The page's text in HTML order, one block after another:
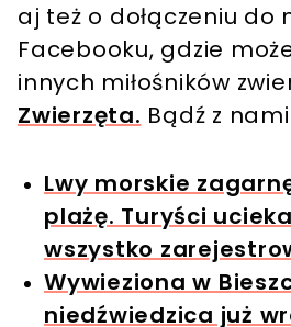
aj też o dołączeniu do
Facebooku, gdzie
innych miłośników
Zwierzęta. Bądź z
Lwy morskie
plażę. Turyści
wszystko
Wywieziona w
niedźwiedzica już